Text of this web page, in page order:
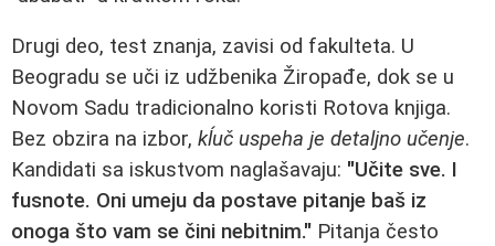
Drugi deo, test znanja, zavisi od fakulteta. U
Beogradu se uči iz udžbenika Žiropađe, dok se u
Novom Sadu tradicionalno koristi Rotova knjiga.
Bez obzira na izbor, kĺuč uspeha je detaljno učenje.
Kandidati sa iskustvom naglašavaju: "Učite sve. I
fusnote. Oni umeju da postave pitanje baš iz
onoga što vam se čini nebitnim." Pitanja često